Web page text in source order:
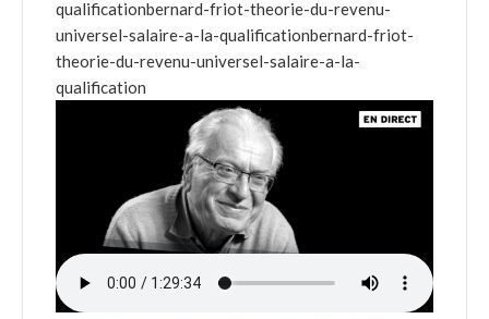
qualificationbernard-friot-theorie-du-revenu-
universel-salaire-a-la-qualificationbernard-friot-
theorie-du-revenu-universel-salaire-a-la-
qualification